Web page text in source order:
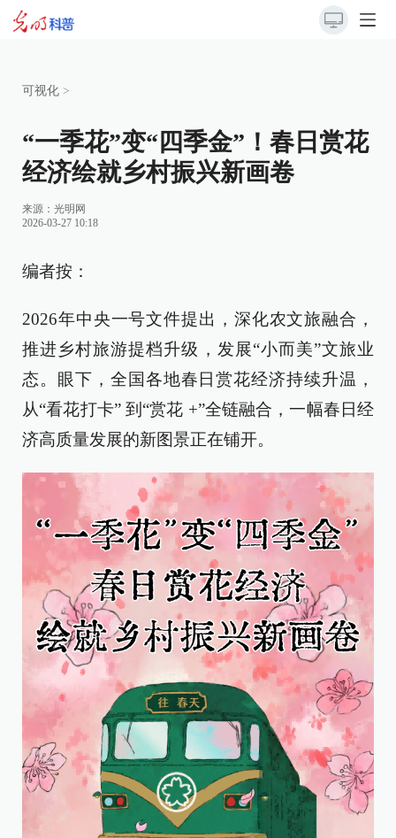
可视化 >
“一季花”变“四季金”！春日赏花
经济绘就乡村振兴新画卷
来源： 光明网
2026-03-27 10:18
编者按：
2026年中央一号文件提出，深化农文旅融合，
推进乡村旅游提档升级，发展“小而美”文旅业
态。眼下，全国各地春日赏花经济持续升温，
从“看花打卡” 到“赏花 +”全链融合，一幅春日经
济高质量发展的新图景正在铺开。